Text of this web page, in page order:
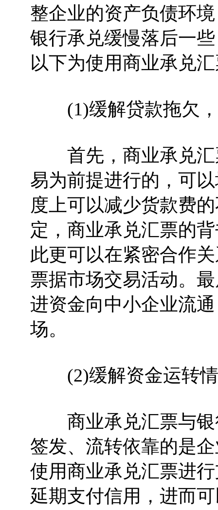
整企业的资产负债环
银行承兑缓慢落后一
以下为使用商业承兑
(1)缓解贷款拖欠，
首先，商业承兑汇
易为前提进行的，可
度上可以减少货款费
定，商业承兑汇票的
此更可以在紧密合作
票据市场交易活动。
进资金向中小企业流
场。
(2)缓解资金运转情
商业承兑汇票与银
签发、流转依靠的是
使用商业承兑汇票进
延期支付信用，进而